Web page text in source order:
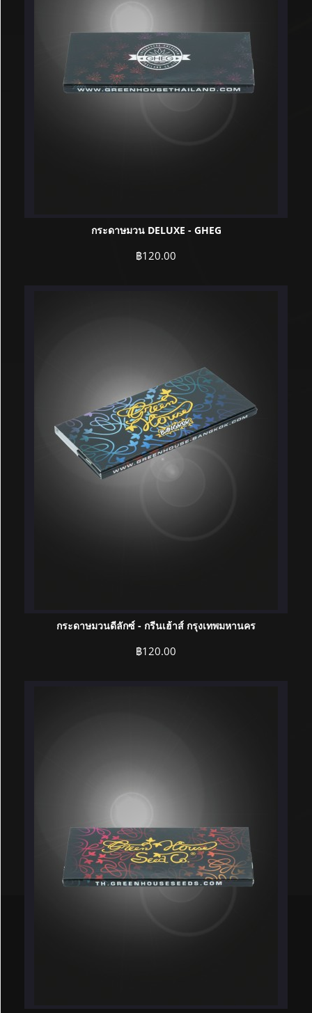
กระดาษมวน DELUXE - GHEG
฿120.00
กระดาษมวนดีลักซ์ - กรีนเฮ้าส์ กรุงเทพมหานคร
฿120.00